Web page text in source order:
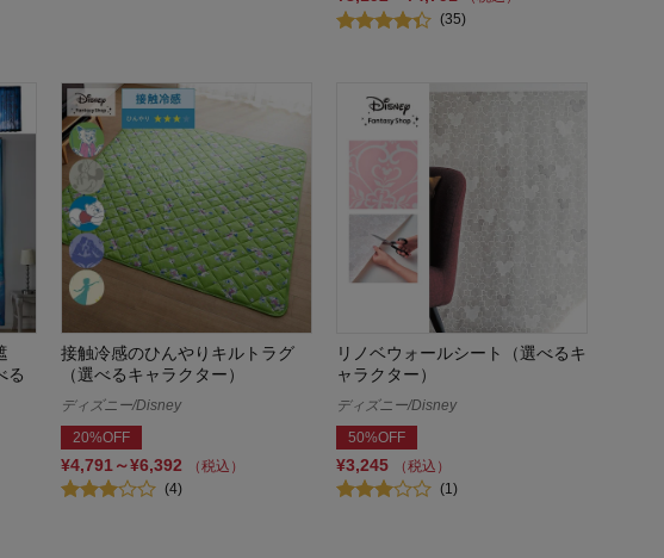
(35)
る
接触冷感のひんやりキルトラグ
（選べるキャラクター）
ディズニー/Disney
20%OFF
¥4,791～¥6,392
（税込）
(4)
リノベウォールシート（選べるキ
ャラクター）
ディズニー/Disney
50%OFF
¥3,245
（税込）
(1)